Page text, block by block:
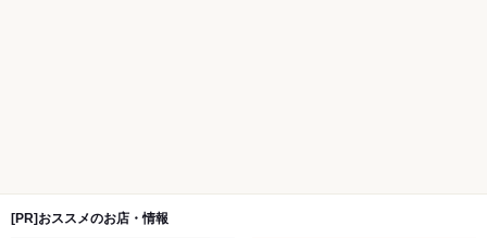
[PR]おススメのお店・情報